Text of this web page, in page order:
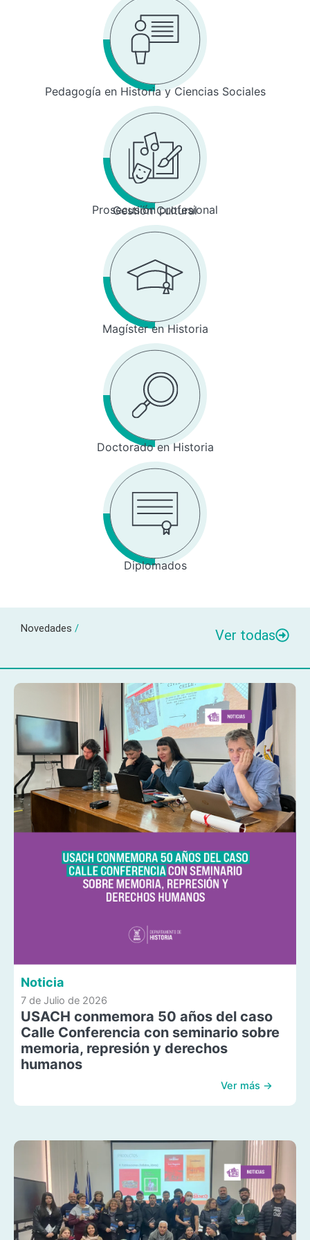
Pedagogía en Historia y Ciencias Sociales
Prosecusión profesional
Gestión Cultural
Magíster en Historia
Doctorado en Historia
Diplomados
Novedades / Ver todas
Noticia
7 de Julio de 2026
USACH conmemora 50 años del caso
Calle Conferencia con seminario sobre
memoria, represión y derechos
humanos
Ver más →